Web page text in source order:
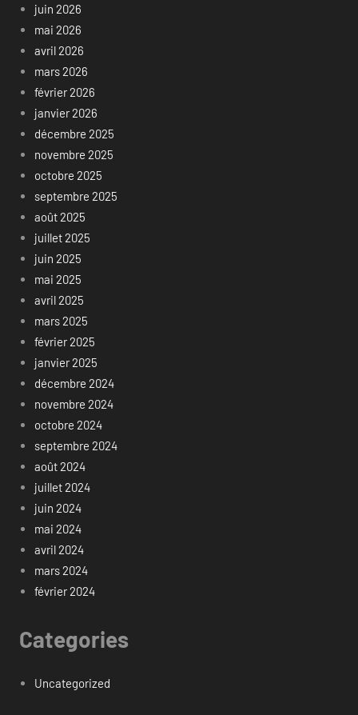
juin 2026
mai 2026
avril 2026
mars 2026
février 2026
janvier 2026
décembre 2025
novembre 2025
octobre 2025
septembre 2025
août 2025
juillet 2025
juin 2025
mai 2025
avril 2025
mars 2025
février 2025
janvier 2025
décembre 2024
novembre 2024
octobre 2024
septembre 2024
août 2024
juillet 2024
juin 2024
mai 2024
avril 2024
mars 2024
février 2024
Categories
Uncategorized